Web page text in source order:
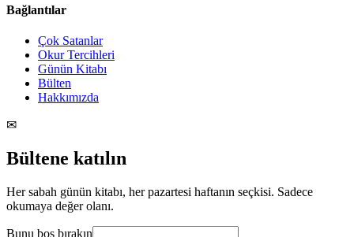
Bağlantılar
Çok Satanlar
Okur Tercihleri
Günün Kitabı
Bülten
Hakkımızda
✉
Bültene katılın
Her sabah günün kitabı, her pazartesi haftanın seçkisi. Sadece
okumaya değer olanı.
Bunu boş bırakın